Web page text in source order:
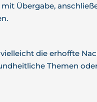
Übergabe,
die erhoffte
Themen